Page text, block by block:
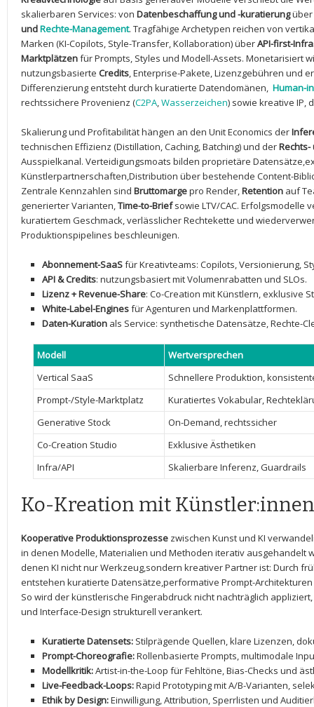
skalierbaren‌ Services: von Datenbeschaffung und -kuratierung
undRechte-Management. Tragfähige Archetypen reichen ​von
Marken (KI-Copilots, Style-Transfer, Kollaboration) überAPI-first-
Marktplätzenfür Prompts,⁣ Styles und Modell-Assets. ⁢Monetarisiert
nutzungsbasierte Credits, Enterprise-Pakete, Lizenzgebühren und
Differenzierung entsteht durch kuratierte Datendomänen, ⁤ Human-
rechtssichere Provenienz (C2PA,Wasserzeichen) sowie kreative IP,
Skalierung und ⁤Profitabilität hängen an den ⁣Unit Economics der‌
technischen Effizienz (Distillation, Caching, Batching) und der‌
Ausspielkanal. Verteidigungsmoats bilden proprietäre
Künstlerpartnerschaften,Distribution über bestehende Content-
Zentrale ⁤Kennzahlen sind Bruttomargepro Render,Retention auf
generierter Varianten,Time-to-Briefsowie LTV/CAC.‌ Erfolgsmodelle
kuratiertem⁤ Geschmack, verlässlicher Rechtekette und
Produktionspipelines‌ beschleunigen.
Abonnement-SaaSfür Kreativteams:​ Copilots, Versionierung,
API & Credits: nutzungsbasiert mit Volumenrabatten und SLOs.
Lizenz + Revenue-Share: Co-Creation mit ​Künstlern, exklusive
White-Label-Enginesfür​ Agenturen⁤ und Markenplattformen.
Daten-Kuration als Service: synthetische Datensätze, Rechte-
Modell
Wertversprechen
Vertical SaaS
Schnellere‍ Produktion,
Prompt-/Style-Marktplatz
Kuratiertes Vokabular,
Generative Stock
On-Demand, rechtssicher
Co-Creation⁣ Studio
Exklusive Ästhetiken
Infra/API
Skalierbare Inferenz, Guardrails
Ko-Kreation mit Künstler:innen
Kooperative Produktionsprozesse zwischen Kunst und KI
⁤in denen Modelle, Materialien und Methoden iterativ ausgehandelt
denen KI nicht nur Werkzeug,sondern kreativer Partner ⁢ist: Durch
entstehen kuratierte Datensätze,performative Prompt-
So ⁢wird der ‍künstlerische Fingerabdruck nicht⁣ nachträglich
und Interface-Design strukturell verankert.
Kuratierte Datensets: Stilprägende Quellen, klare Lizenzen,
Prompt-Choreografie:Rollenbasierte Prompts,‌ multimodale
Modellkritik:Artist-in-the-Loop für ‌Fehltöne, ⁤Bias-Checks und
Live-Feedback-Loops:Rapid Prototyping mit A/B-Varianten,
Ethik by Design:Einwilligung, Attribution, Sperrlisten und